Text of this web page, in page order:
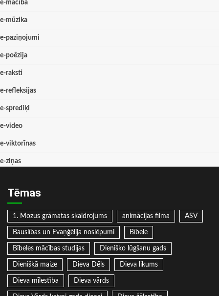
e-mācība
e-mūzika
e-paziņojumi
e-poēzija
e-raksti
e-refleksijas
e-sprediķi
e-video
e-viktorīnas
e-ziņas
Tēmas
1. Mozus grāmatas skaidrojums animācijas filma ASV
Bauslības un Evaņģēlija noslēpumi Bībele
Bībeles mācības studijas Dienišķo lūgšanu gads
Dienišķā maize Dieva Dēls Dieva likums
Dieva mīlestība Dieva vārds